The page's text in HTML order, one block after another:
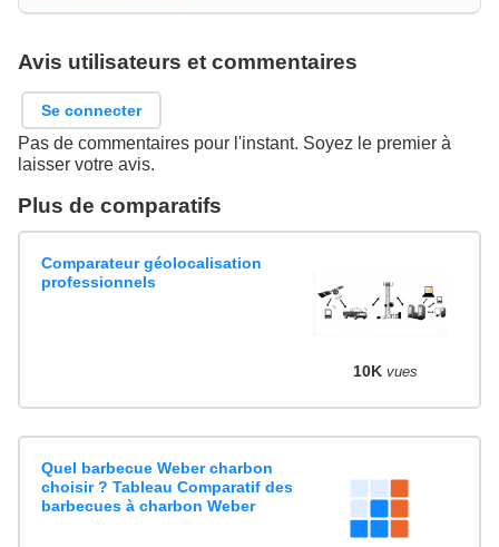
Avis utilisateurs et commentaires
Se connecter
Pas de commentaires pour l'instant. Soyez le premier à
laisser votre avis.
Plus de comparatifs
Comparateur géolocalisation
professionnels
10K vues
Quel barbecue Weber charbon
choisir ? Tableau Comparatif des
barbecues à charbon Weber